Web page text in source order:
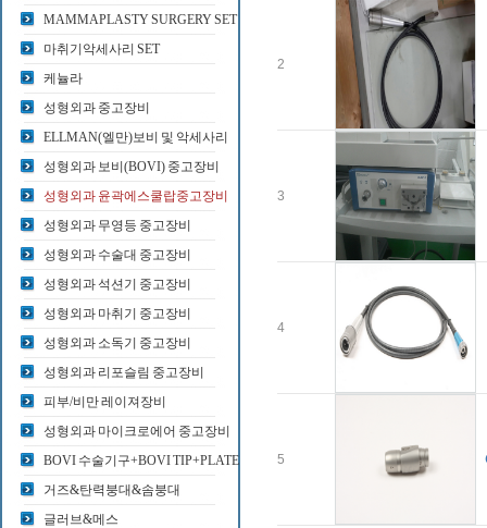
MAMMAPLASTY SURGERY SET
마취기악세사리 SET
케뉼라
성형외과 중고장비
ELLMAN(엘만)보비 및 악세사리
성형외과 보비(BOVI) 중고장비
성형외과 윤곽에스쿨랍중고장비
성형외과 무영등 중고장비
성형외과 수술대 중고장비
성형외과 석션기 중고장비
성형외과 마취기 중고장비
성형외과 소독기 중고장비
성형외과 리포슬림 중고장비
피부/비만 레이져장비
성형외과 마이크로에어 중고장비
BOVI 수술기구+BOVI TIP+PLATE
거즈&탄력붕대&솜붕대
글러브&메스
2
3
4
5